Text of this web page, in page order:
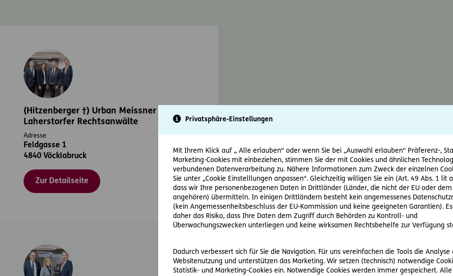
Privatsphäre-Einstellungen
Mit Ihrem Klick auf „ Alle erlauben“ oder wenn Sie bei „Auswahl erlauben“ Präferenz-,
Marketing-Cookies mit einbeziehen, stimmen Sie der mit Cookies und ähnlichen
verbundenen Datenverarbeitung zu. Nähere Informationen zum Zweck der einzelnen
Sie unter „Cookie Einstelllungen anpassen“. Gleichzeitig willigen Sie ein (Art. 49 Abs. 1 lit a
dass wir Ihre personenbezogenen Daten in Drittländer (Länder, die nicht der EU oder dem
angehören) übermitteln. In einigen Drittländern besteht kein angemessenes
(kein Angemessenheitsbeschluss der EU-Kommission und keine geeigneten Garantien).
daher das Risiko, dass Ihre Daten dem Zugriff durch Behörden zu Kontroll- und
Überwachungszwecken unterliegen und keine wirksamen Rechtsbehelfe zur Verfügung
Dadurch verbessert sich für Sie die Navigation. Für uns vereinfachen die Tools die Analyse
Websitenutzung und unterstützen das Marketing. Wir setzen (technisch) notwendige
Statistik- und Marketing-Cookies ein. Notwendige Cookies werden immer gespeichert.
(Hitzenberger †) Urban Meissner
Laherstorfer Rechtsanwälte
Adresse
Feldgasse 1
4840 Vöcklabruck
Zur Detailseite